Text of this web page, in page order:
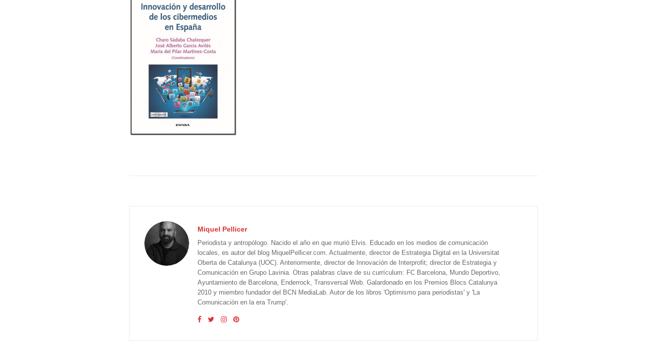
Miquel Pellicer
Periodista y antropólogo. Nacido el año en que murió Elvis. Educado en los medios de comunicación
locales, es autor del blog MiquelPellicer.com. Actualmente, director de Estrategia Digital en la Universitat
Oberta de Catalunya (UOC). Anteriormente, director de Innovación de Interprofit; director de Estrategia y
Comunicación en Grupo Lavinia. Otras palabras clave de su currículum: FC Barcelona, Mundo Deportivo,
Ayuntamiento de Barcelona, Enderrock, Transversal Web. Galardonado en los Premios Blocs Catalunya
2010 y miembro fundador del BCN MediaLab. Autor de los libros 'Optimismo para periodistas' y 'La
Comunicación en la era Trump'.